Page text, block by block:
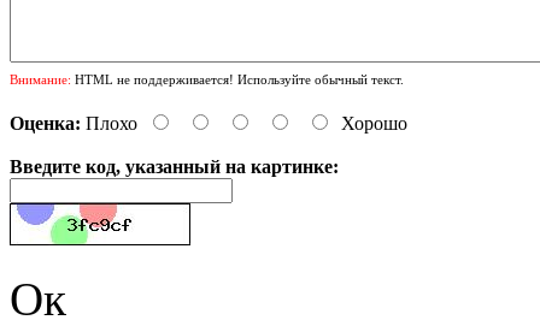
Внимание: HTML не поддерживается! Используйте обычный текст.
Оценка: Плохо Хорошо
Введите код, указанный на картинке:
Ок